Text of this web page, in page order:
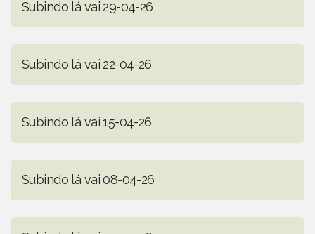
Subindo lá vai 29-04-26
Subindo lá vai 22-04-26
Subindo lá vai 15-04-26
Subindo lá vai 08-04-26